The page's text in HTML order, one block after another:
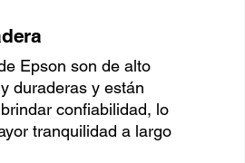
Epson son de alto
duraderas y están
confiabilidad, lo
tranquilidad a largo